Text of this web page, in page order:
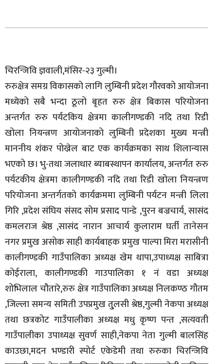
चिरन्जिवि ज्ञवाली,मंसिर-२३ गुल्मी।
रुरुक्षेत्र समग्र विकासको लागि लुम्बिनी प्रदेश गौरवको आयोजना
मध्येको सबै भन्दा ठूलो बृहत रुरु क्षेत्र बिकास परियोजना
अन्तर्गत रुरु पर्यटकिय क्षेत्रमा कालीगण्डकी नदि तथा रिडी
खोला नियन्त्रण आयोजनाको लुम्बिनी प्रदेशका मुख्य मन्त्री
माननीय शंकर पोख्रेल बाट एक कार्यक्रमका साथ शिलान्यास
भएको छ। भु-तथा जलाधार ब्याबस्थापन कार्यालय, अन्तर्गत रुरु
पर्यटकीय क्षेत्रमा कालीगण्डकी नदि तथा रिडी खोला नियन्त्रण
परियोजना अन्तर्गतको कार्यक्रममा लुम्बिनी पर्यटन मन्त्री लिला
गिरि ,प्रदेश संघिय संसद सोम प्रसाद पान्डे ,पुरन बज्रचार्य, सासंद
कमलराज श्रेष्ठ ,सासंद नारान आचार्य कुलाराम घर्ती तानेसन
नगर प्रमुख असोक साही कार्यबाहक प्रमुख पाल्पा मिरा मरासीनी
कालीगण्डकी गाउँपालिका अध्यक्ष खेम थापा,उपाध्यक्ष साबित्रा
कोईराला, कालीगण्डकी गाउपालिका १ नं वडा अध्यक्ष
शोभिलाल चौतारे,रुरु क्षेत्र गाउँपालिका अध्यक्ष निलकण्ठ गौतम
,जिल्ला समन्य समिती उपप्रमुख तु्लसी श्रेष्ठ,गुल्मी नेकपा अध्यक्ष
तथा छत्रकोट गाउँपालीका अध्यक्ष मधु कृष्ण पन्त ,सत्यवती
गाउँपालीका उपाध्यक्ष सुवर्ण साही,नेकपा नेता गुल्मी बालसिंह
काउछा,मदन भण्डारी स्पोर्ट एकेडेमी तथा रुरुका चिरन्जिवि